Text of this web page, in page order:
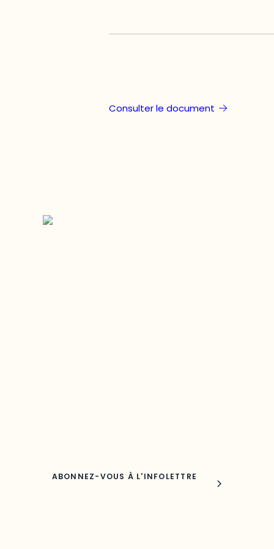
Consulter le document